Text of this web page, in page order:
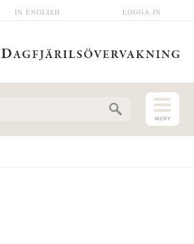
LOGGA IN
IN ENGLISH